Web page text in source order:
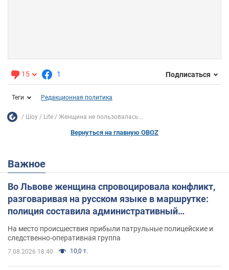
15 1 Подписаться
Теги Редакционная политика
Шоу Lite Женщина не пользовалась...
Вернуться на главную OBOZ
Важное
Во Львове женщина спровоцировала конфликт,
разговаривая на русском языке в маршрутке:
полиция составила административный
протокол. Видео
На место происшествия прибыли патрульные полицейские и
следственно-оперативная группа
7.08.2026 18:40 10,0 т.